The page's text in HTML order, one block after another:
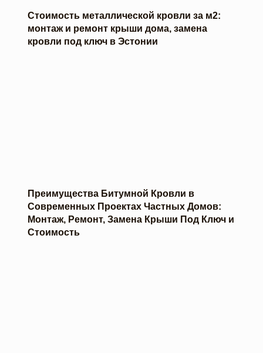
Стоимость металлической кровли за м2:
монтаж и ремонт крыши дома, замена
кровли под ключ в Эстонии
Преимущества Битумной Кровли в
Современных Проектах Частных Домов:
Монтаж, Ремонт, Замена Крыши Под Ключ и
Стоимость